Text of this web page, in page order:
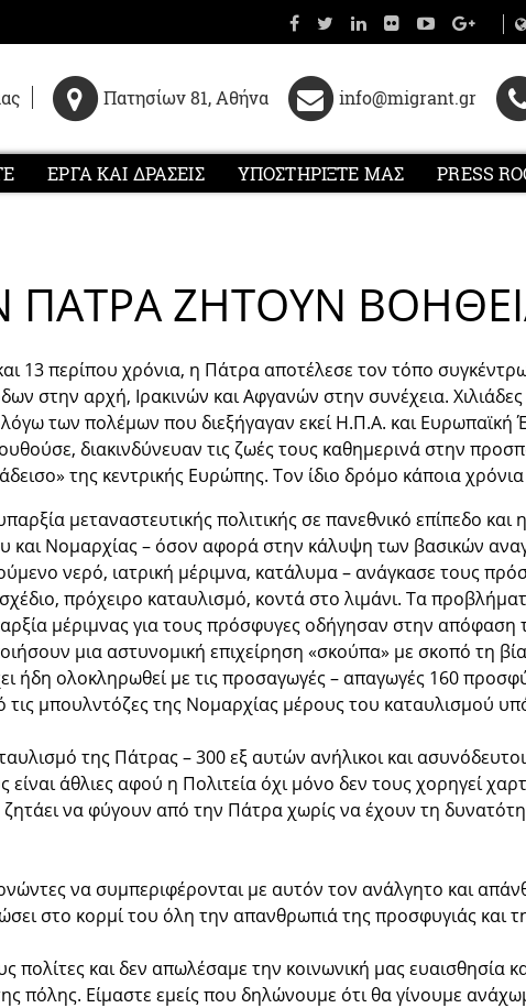
Πατησίων 81, Αθήνα info@migrant.gr
ΕΡΓΑ ΚΑΙ ΔΡΑΣΕΙΣ ΥΠΟΣΤΗΡΙΞΤΕ ΜΑΣ PRESS
ΠΑΤΡΑ ΖΗΤΟΥΝ
13 περίπου χρόνια, η Πάτρα αποτέλεσε τον τόπο
στην αρχή, Ιρακινών και Αφγανών στην συνέχεια.
των πολέμων που διεξήγαγαν εκεί Η.Π.Α. και
διακινδύνευαν τις ζωές τους καθημερινά στην
της κεντρικής Ευρώπης. Τον ίδιο δρόμο κάποια
μεταναστευτικής πολιτικής σε πανεθνικό επίπεδο
και Νομαρχίας – όσον αφορά στην κάλυψη των βασικών
νερό, ιατρική μέριμνα, κατάλυμα – ανάγκασε τους
πρόχειρο καταυλισμό, κοντά στο λιμάνι. Τα
μέριμνας για τους πρόσφυγες οδήγησαν στην απόφαση
μια αστυνομική επιχείρηση «σκούπα» με σκοπό τη
ήδη ολοκληρωθεί με τις προσαγωγές – απαγωγές 160
τις μπουλντόζες της Νομαρχίας μέρους του καταυλισμού
της Πάτρας – 300 εξ αυτών ανήλικοι και ασυνόδευτοι
άθλιες αφού η Πολιτεία όχι μόνο δεν τους χορηγεί
ζητάει να φύγουν από την Πάτρα χωρίς να έχουν τη
να συμπεριφέρονται με αυτόν τον ανάλγητο και
στο κορμί του όλη την απανθρωπιά της προσφυγιάς και
πολίτες και δεν απωλέσαμε την κοινωνική μας ευαισθησία
πόλης. Είμαστε εμείς που δηλώνουμε ότι θα γίνουμε